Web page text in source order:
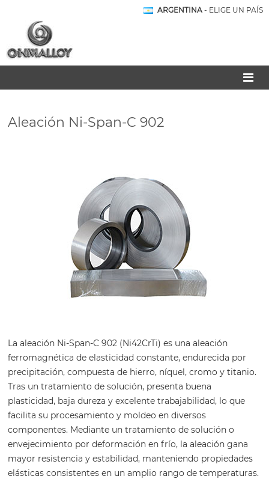
ARGENTINA - ELIGE UN PAÍS
Aleación Ni-Span-C 902
La aleación Ni-Span-C 902 (Ni42CrTi) es una aleación
ferromagnética de elasticidad constante, endurecida por
precipitación, compuesta de hierro, níquel, cromo y titanio.
Tras un tratamiento de solución, presenta buena
plasticidad, baja dureza y excelente trabajabilidad, lo que
facilita su procesamiento y moldeo en diversos
componentes. Mediante un tratamiento de solución o
envejecimiento por deformación en frío, la aleación gana
mayor resistencia y estabilidad, manteniendo propiedades
elásticas consistentes en un amplio rango de temperaturas.